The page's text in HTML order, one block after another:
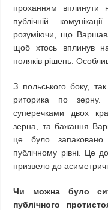
проханням вплинути
публічній
розуміючи, що
щоб хтось вплинув
поляків рішень.
З польського боку,
риторика по
суперечками двох
зерна, та бажання
це було запаковано
публічному рівні. Це
призвело до
Чи можна було
публічного